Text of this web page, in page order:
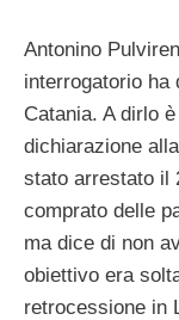
Antonino
interrogatorio ha
Catania. A dirlo
dichiarazione
stato arrestato il
comprato delle
ma dice di non
obiettivo era
retrocessione in